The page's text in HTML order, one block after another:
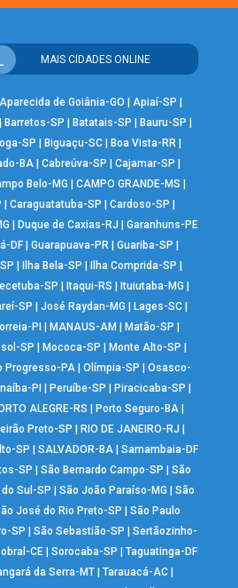
MAIS CIDADES ONLINE
Aparecida de Goiânia-GO Apiaí-SP
Barretos-SP Batatais-SP Bauru-SP
SP Biguaçu-SC Boa Vista-RR
BA| Cabreúva-SP Cajamar-SP
Belo-MG |CAMPO GRANDE-MS
Caraguatatuba-SP Cardoso-SP
Duque de Caxias-RJ
Garanhuns-PE
DF| Guarapuava-PR| Guariba-SP
Ilha Bela-SP Ilha Comprida-SP
SP Itaqui-RS Ituiutaba-MG
SP José Raydan-MG Lages-SC|
PI MANAUS-AM Matão-SP
SP Mococa-SP Monte Alto-SP
Progresso-PA |Olímpia-SP |Osasco-
PI Peruíbe-SP Piracicaba-SP
ALEGRE-RS Porto Seguro-BA
Preto-SP RIO DE JANEIRO-RJ
SP SALVADOR-BA| Samambaia-DF
SP |São Bernardo Campo-SP |São
Sul-SP |São João Paraíso-MG |São
José do Rio Preto-SP |São Paulo
SP |São Sebastião-SP |Sertãozinho-
CE |Sorocaba-SP |Taguatinga-DF
da Serra-MT| Tarauacá-AC|